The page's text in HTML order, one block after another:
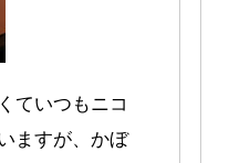
ていつもニコ
ますが、かぼ